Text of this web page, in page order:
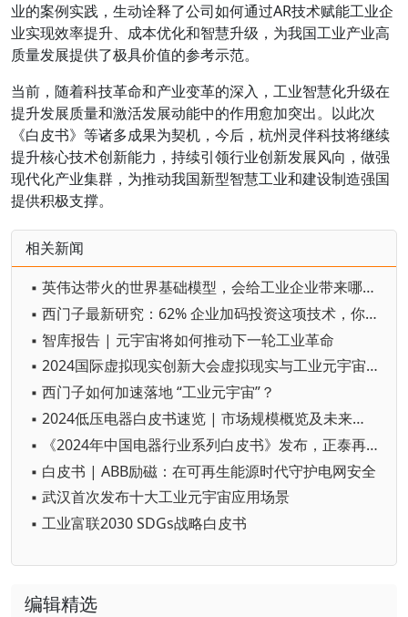
业的案例实践，生动诠释了公司如何通过AR技术赋能工业企
业实现效率提升、成本优化和智慧升级，为我国工业产业高
质量发展提供了极具价值的参考示范。
当前，随着科技革命和产业变革的深入，工业智慧化升级在
提升发展质量和激活发展动能中的作用愈加突出。以此次
《白皮书》等诸多成果为契机，今后，杭州灵伴科技将继续
提升核心技术创新能力，持续引领行业创新发展风向，做强
现代化产业集群，为推动我国新型智慧工业和建设制造强国
提供积极支撑。
相关新闻
▪ 英伟达带火的世界基础模型，会给工业企业带来哪些变革？
▪ 西门子最新研究：62% 企业加码投资这项技术，你跟上了吗？
▪ 智库报告 | 元宇宙将如何推动下一轮工业革命
▪ 2024国际虚拟现实创新大会虚拟现实与工业元宇宙主题论坛举行
▪ 西门子如何加速落地 “工业元宇宙”？
▪ 2024低压电器白皮书速览 | 市场规模概览及未来趋势预测
▪ 《2024年中国电器行业系列白皮书》发布，正泰再显行业龙头实力
▪ 白皮书 | ABB励磁：在可再生能源时代守护电网安全
▪ 武汉首次发布十大工业元宇宙应用场景
▪ 工业富联2030 SDGs战略白皮书
编辑精选